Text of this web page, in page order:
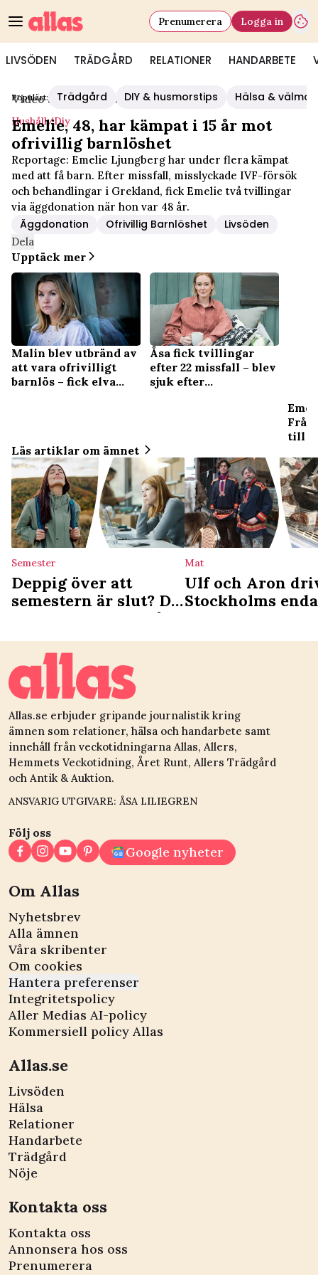
LIVSÖDEN TRÄDGÅRD RELATIONER HANDARBETE
Prenumerera Logga in
Populärt: Trädgård DIY & husmorstips Hälsa &
Video Start/Hushåll/diy
Hushåll/diy
Emelie, 48, har kämpat i 15 år mot
ofrivillig barnlöshet
Reportage: Emelie Ljungberg har under flera kämpat
med att få barn. Efter missfall, misslyckade IVF-försök
och behandlingar i Grekland, fick Emelie två tvillingar
via äggdonation när hon var 48 år.
Äggdonation Ofrivillig Barnlöshet Livsöden
Dela
Upptäck mer
Malin blev utbränd av
att vara ofrivilligt
barnlös – fick elva
Åsa fick tvillingar
efter 22 missfall – blev
sjuk efter
Från
till
Läs artiklar om ämnet
Semester
Deppig över att
semestern är slut? Då
är du ledig nästa gång
Mat
Ulf och Aron
Stockholms enda
det som en
Allas.se erbjuder gripande journalistik kring
ämnen som relationer, hälsa och handarbete samt
innehåll från veckotidningarna Allas, Allers,
Hemmets Veckotidning, Året Runt, Allers Trädgård
och Antik & Auktion.
ANSVARIG UTGIVARE: ÅSA LILIEGREN
Följ oss
Google nyheter
Om Allas
Nyhetsbrev
Alla ämnen
Våra skribenter
Om cookies
Hantera preferenser
Integritetspolicy
Aller Medias AI-policy
Kommersiell policy Allas
Allas.se
Livsöden
Hälsa
Relationer
Handarbete
Trädgård
Nöje
Kontakta oss
Kontakta oss
Annonsera hos oss
Prenumerera